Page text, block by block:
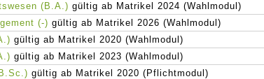
(B.A.) gültig ab Matrikel 2024 (Wahlmodul)
(-) gültig ab Matrikel 2026 (Wahlmodul)
gültig ab Matrikel 2020 (Wahlmodul)
gültig ab Matrikel 2023 (Wahlmodul)
gültig ab Matrikel 2020 (Pflichtmodul)